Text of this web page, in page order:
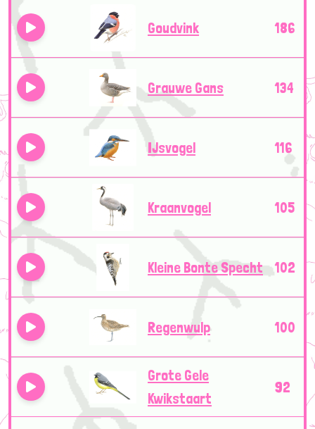
Goudvink 186
Grauwe Gans 134
IJsvogel 116
Kraanvogel 105
Kleine Bonte Specht 102
Regenwulp 100
Grote Gele
Kwikstaart
92